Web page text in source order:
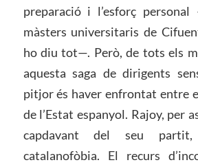
preparació i l’esforç personal
màsters universitaris de
ho diu tot—. Però, de tots els
aquesta saga de dirigents
pitjor és haver enfrontat entre
de l’Estat espanyol. Rajoy, per
capdavant del seu
catalanofòbia. El recurs